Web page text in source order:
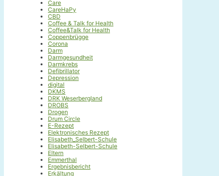
Care
CareHaPy
CBD
Coffee & Talk for Health
Coffee&Talk for Health
Coppenbrügge
Corona
Darm
Darmgesundheit
Darmkrebs
Defibrillator
Depression
digital
DKMS
DRK Weserbergland
DROBS
Drogen
Drum Circle
E-Rezept
Elektronisches Rezept
Elisabeth_Selbert-Schule
Elisabeth-Selbert-Schule
Eltern
Emmerthal
Ergebnisbericht
Erkältung